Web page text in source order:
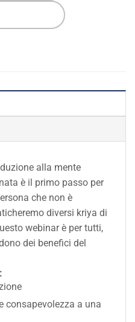
alla mente
è il primo passo per
che non è
diversi kriya di
webinar è per tutti,
dei benefici del
consapevolezza a una